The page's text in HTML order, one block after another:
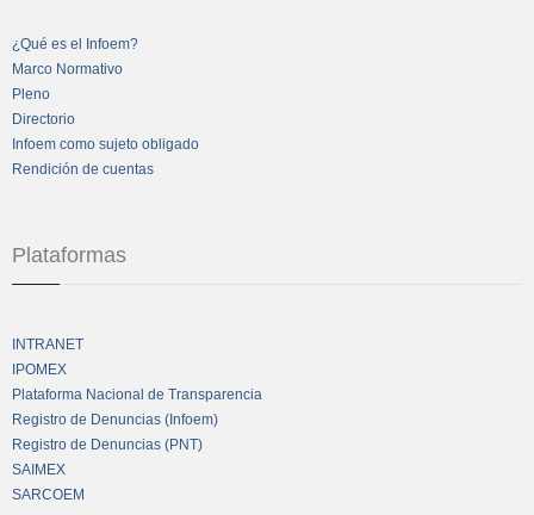
¿Qué es el Infoem?
Marco Normativo
Pleno
Directorio
Infoem como sujeto obligado
Rendición de cuentas
Plataformas
INTRANET
IPOMEX
Plataforma Nacional de Transparencia
Registro de Denuncias (Infoem)
Registro de Denuncias (PNT)
SAIMEX
SARCOEM